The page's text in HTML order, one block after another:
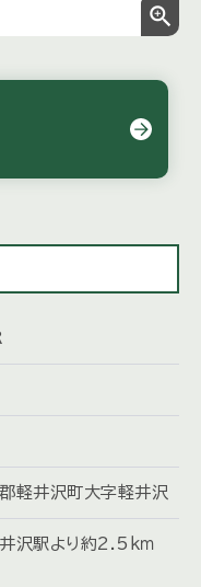
zoom_in
軽井沢町大字軽井沢
沢駅より約2.5ｋｍ